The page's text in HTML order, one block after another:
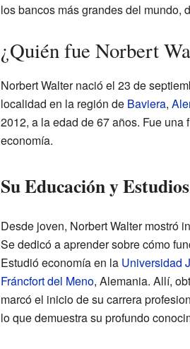
los bancos más grandes del mundo,
¿Quién fue Norbert
Norbert Walter nació el 23 de
localidad en la región de Baviera,
2012, a la edad de 67 años. Fue
economía.
Su Educación y Estudios
Desde joven, Norbert Walter mostró
Se dedicó a aprender sobre cómo
Estudió economía en la Universidad
Fráncfort del Meno, Alemania. Allí,
marcó el inicio de su carrera
lo que demuestra su profundo